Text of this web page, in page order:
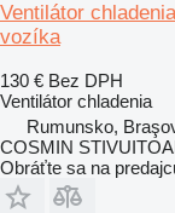
Ventilátor
vozíka
130 € Bez DPH
Ventilátor chladenia
Rumunsko,
COSMIN
Obráťte sa na